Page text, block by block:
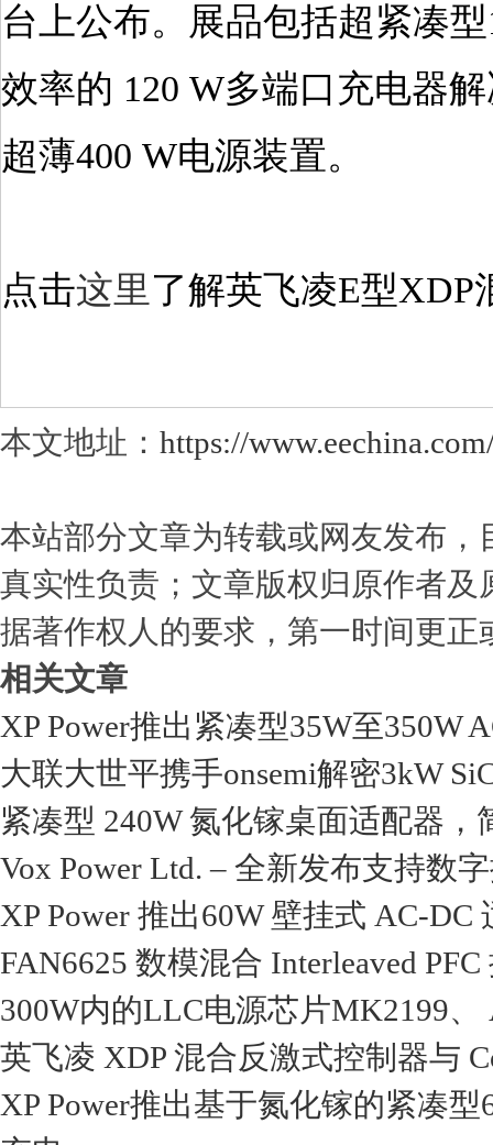
台上公布。展品包括超紧凑
效率的 120 W多端口充电器
超薄400 W电源装置。
点击这里了解英飞凌E型
本文地址： https://
本站部分文章为转载或网友发布
真实性负责；文章版权归原作者
据著作权人的要求，第一时间更正
相关文章
XP Power推出紧凑型35W至350W
大联大世平携手onsemi解密3kW
紧凑型 240W 氮化镓桌面适配器
Vox Power Ltd. – 全新发布支持数
XP Power 推出60W 壁挂式 AC-DC
FAN6625 数模混合 Interleaved
300W内的LLC电源芯片MK2199
英飞凌 XDP 混合反激式控制器与
XP Power推出基于氮化镓的紧凑